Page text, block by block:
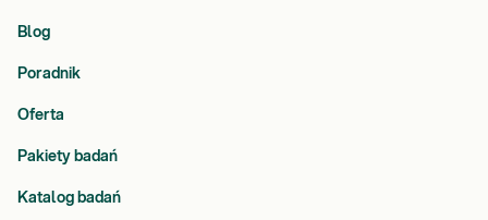
Blog
Poradnik
Oferta
Pakiety badań
Katalog badań